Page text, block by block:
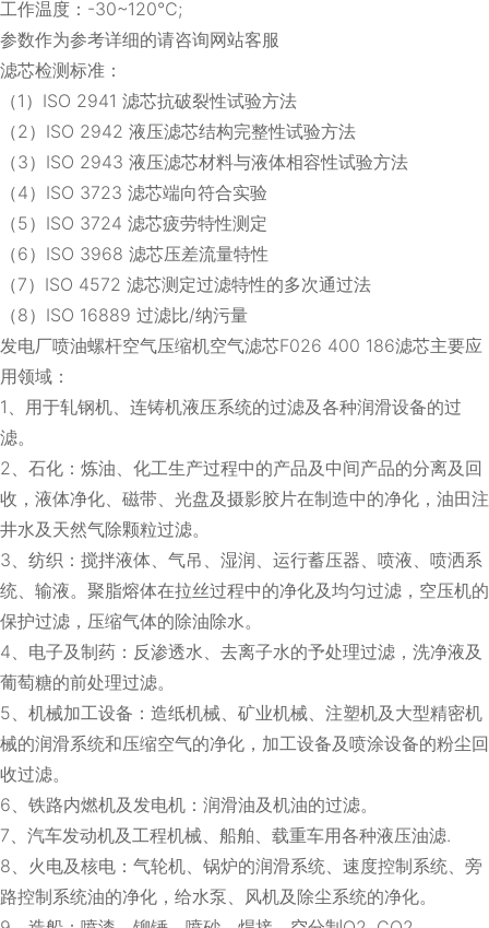
工作温度：-30~120℃;
参数作为参考详细的请咨询网站客服
滤芯检测标准：
（1）ISO 2941 滤芯抗破裂性试验方法
（2）ISO 2942 液压滤芯结构完整性试验方法
（3）ISO 2943 液压滤芯材料与液体相容性试验方法
（4）ISO 3723 滤芯端向符合实验
（5）ISO 3724 滤芯疲劳特性测定
（6）ISO 3968 滤芯压差流量特性
（7）ISO 4572 滤芯测定过滤特性的多次通过法
（8）ISO 16889 过滤比/纳污量
发电厂喷油螺杆空气压缩机空气滤芯F026 400 186滤芯主要应
用领域：
1、用于轧钢机、连铸机液压系统的过滤及各种润滑设备的过
滤。
2、石化：炼油、化工生产过程中的产品及中间产品的分离及回
收，液体净化、磁带、光盘及摄影胶片在制造中的净化，油田注
井水及天然气除颗粒过滤。
3、纺织：搅拌液体、气吊、湿润、运行蓄压器、喷液、喷洒系
统、输液。聚脂熔体在拉丝过程中的净化及均匀过滤，空压机的
保护过滤，压缩气体的除油除水。
4、电子及制药：反渗透水、去离子水的予处理过滤，洗净液及
葡萄糖的前处理过滤。
5、机械加工设备：造纸机械、矿业机械、注塑机及大型精密机
械的润滑系统和压缩空气的净化，加工设备及喷涂设备的粉尘回
收过滤。
6、铁路内燃机及发电机：润滑油及机油的过滤。
7、汽车发动机及工程机械、船舶、载重车用各种液压油滤.
8、火电及核电：气轮机、锅炉的润滑系统、速度控制系统、旁
路控制系统油的净化，给水泵、风机及除尘系统的净化。